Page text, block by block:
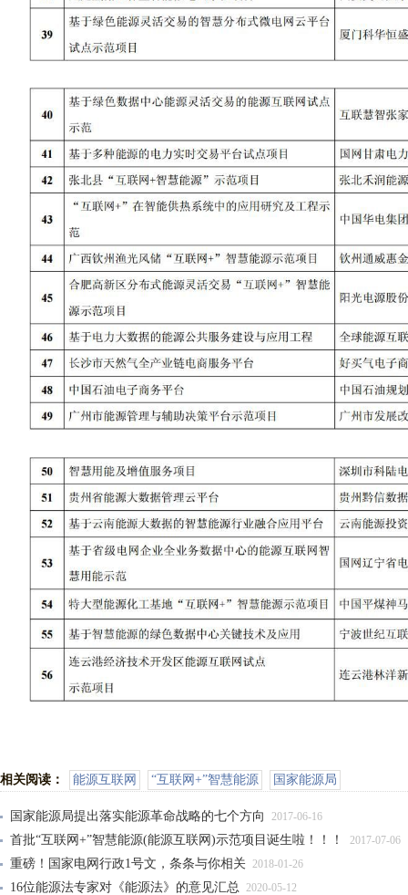
相关阅读： 能源互联网 “互联网+”智慧能源 国家能源局
国家能源局提出落实能源革命战略的七个方向 2017-06-16
首批“互联网+”智慧能源(能源互联网)示范项目诞生啦！！！ 2017-07-06
重磅！国家电网行政1号文，条条与你相关 2018-01-26
16位能源法专家对《能源法》的意见汇总 2020-05-12